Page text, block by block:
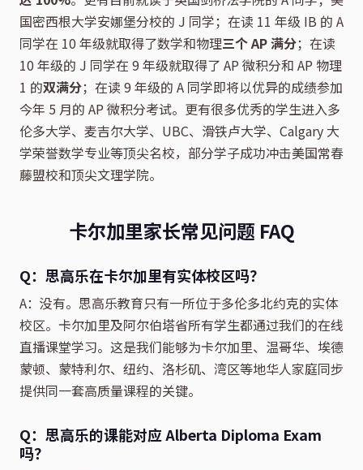
国密西根大学安娜堡分校的 J 同学；在读 11 年级 IB 的 A
同学在 10 年级就取得了数学和物理三个 AP 满分；在读
10 年级的 J 同学在 9 年级就取得了 AP 微积分和 AP 物理
1 的双满分；在读 9 年级的 A 同学即将以优异的成绩参加
今年 5 月的 AP 微积分考试。更有很多优秀的学生进入多
伦多大学、麦吉尔大学、UBC、滑铁卢大学、Calgary 大
学荣誉数学专业等顶尖名校，部分学子成功冲击美国常春
藤盟校和顶尖文理学院。
卡尔加里家长常见问题 FAQ
Q：思高乐在卡尔加里有实体校区吗？
A：没有。思高乐教育只有一所位于多伦多北约克的实体
校区。卡尔加里及阿尔伯塔省所有学生都通过我们的在线
直播课堂学习。这是我们能够为卡尔加里、温哥华、埃德
蒙顿、蒙特利尔、纽约、洛杉矶、湾区等地华人家庭同步
提供同一套高质量课程的关键。
Q：思高乐的课能对应 Alberta Diploma Exam
吗？